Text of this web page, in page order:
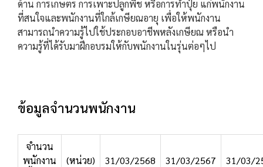
ด้าน การเกษตร การเพาะปลูกพืช หรือการทำปุ๋ย แก่พนักงาน
ที่สนใจและพนักงานที่ใกล้เกษียณอายุ เพื่อให้พนักงาน
สามารถนำความรู้ไปใช้ประกอบอาชีพหลังเกษียณ หรือนำ
ความรู้ที่ได้รับมาฝึกอบรมให้กับพนักงานในรุ่นต่อๆไป
ข้อมูลจำนวนพนักงาน
จำนวน
พนักงาน
(หน่วย) 31/03/2568 31/03/2567 31/03/